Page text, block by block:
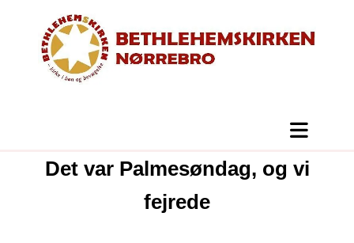
Det var Palmesøndag, og vi
fejrede